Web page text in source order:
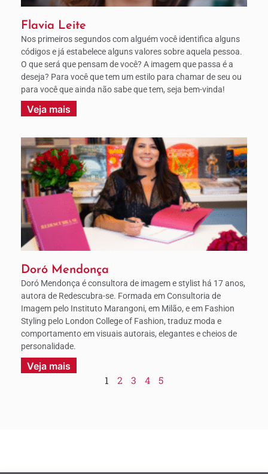
Flavia Leite
Nos primeiros segundos com alguém você identifica alguns
códigos e já estabelece alguns valores sobre aquela pessoa.
O que será que pensam de você? A imagem que passa é a
deseja? Para você que tem um estilo para chamar de seu ou
para você que ainda não sabe que tem, seja bem-vinda!
Veja mais
Doró Mendonça
Doró Mendonça é consultora de imagem e stylist há 17 anos,
autora de Redescubra-se. Formada em Consultoria de
Imagem pelo Instituto Marangoni, em Milão, e em Fashion
Styling pelo London College of Fashion, traduz moda e
comportamento em visuais autorais, elegantes e cheios de
personalidade.
Veja mais
1 2 3 4 5